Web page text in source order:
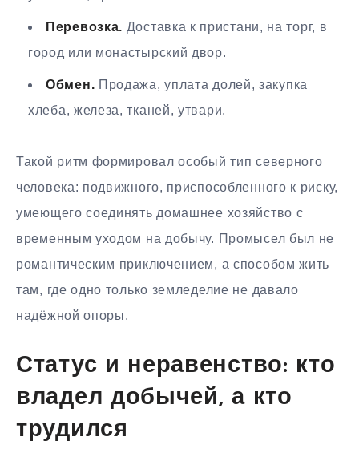
Перевозка. Доставка к пристани, на торг, в
город или монастырский двор.
Обмен. Продажа, уплата долей, закупка
хлеба, железа, тканей, утвари.
Такой ритм формировал особый тип северного
человека: подвижного, приспособленного к риску,
умеющего соединять домашнее хозяйство с
временным уходом на добычу. Промысел был не
романтическим приключением, а способом жить
там, где одно только земледелие не давало
надёжной опоры.
Статус и неравенство: кто
владел добычей, а кто
трудился